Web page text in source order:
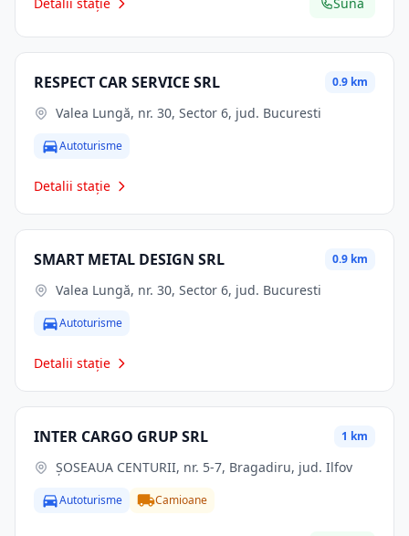
RESPECT CAR SERVICE SRL 0.9 km
Valea Lungă, nr. 30, Sector 6, jud. Bucuresti
Autoturisme
Detalii stație
SMART METAL DESIGN SRL 0.9 km
Valea Lungă, nr. 30, Sector 6, jud. Bucuresti
Autoturisme
Detalii stație
INTER CARGO GRUP SRL 1 km
ŞOSEAUA CENTURII, nr. 5-7, Bragadiru, jud. Ilfov
Autoturisme Camioane